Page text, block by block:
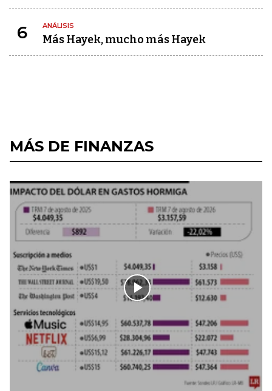
6 ANÁLISIS
Más Hayek, mucho más Hayek
MÁS DE FINANZAS